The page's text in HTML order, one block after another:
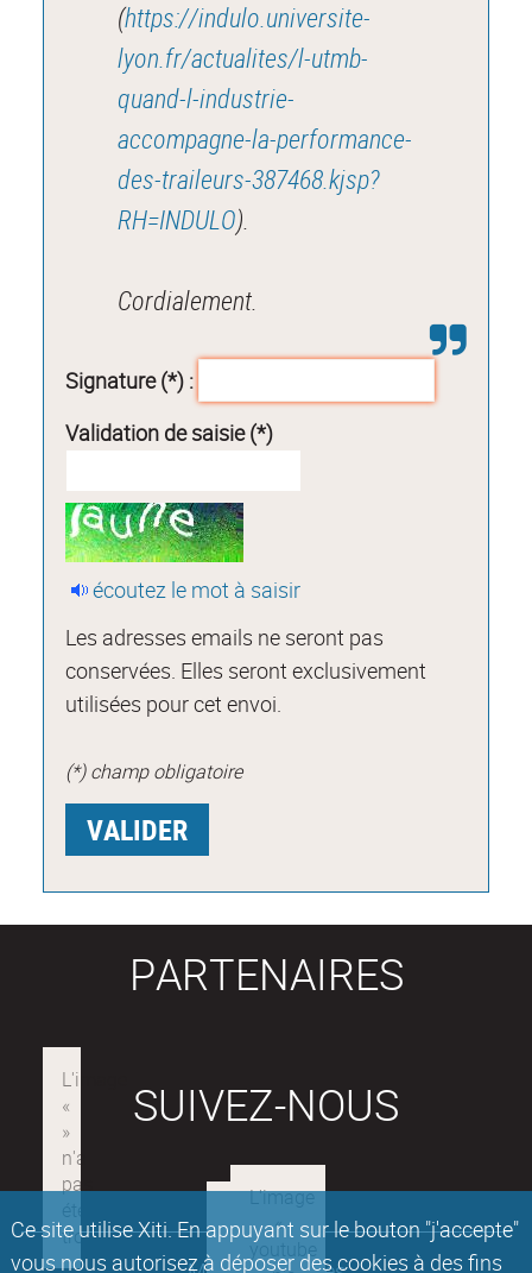
Ce site utilise Xiti. En appuyant sur le bouton "j'accepte"
vous nous autorisez à déposer des cookies à des fins
(https://indulo.universite-
lyon.fr/actualites/l-utmb-
quand-l-industrie-
accompagne-la-performance-
des-traileurs-387468.kjsp?
RH=INDULO).
Cordialement.
Signature (*) :
Validation de saisie (*)
écoutez le mot à saisir
Les adresses emails ne seront pas
conservées. Elles seront exclusivement
utilisées pour cet envoi.
(*) champ obligatoire
PARTENAIRES
SUIVEZ-NOUS